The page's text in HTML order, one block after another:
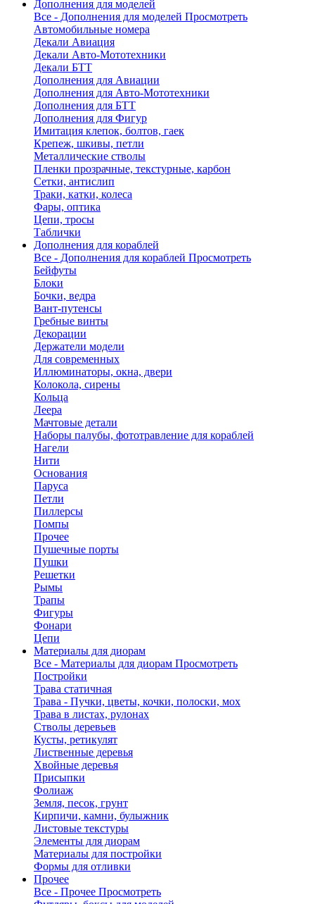
Дополнения для моделей
Все - Дополнения для моделей Просмотреть
Автомобильные номера
Декали Авиация
Декали Авто-Мототехники
Декали БТТ
Дополнения для Авиации
Дополнения для Авто-Мототехники
Дополнения для БТТ
Дополнения для Фигур
Имитация клепок, болтов, гаек
Крепеж, шкивы, петли
Металлические стволы
Пленки прозрачные, текстурные, карбон
Сетки, антислип
Траки, катки, колеса
Фары, оптика
Цепи, тросы
Таблички
Дополнения для кораблей
Все - Дополнения для кораблей Просмотреть
Бейфуты
Блоки
Бочки, ведра
Вант-путенсы
Гребные винты
Декорации
Держатели модели
Для современных
Иллюминаторы, окна, двери
Колокола, сирены
Кольца
Леера
Мачтовые детали
Наборы палубы, фототравление для кораблей
Нагели
Нити
Основания
Паруса
Петли
Пиллерсы
Помпы
Прочее
Пушечные порты
Пушки
Решетки
Рымы
Трапы
Фигуры
Фонари
Цепи
Материалы для диорам
Все - Материалы для диорам Просмотреть
Постройки
Трава статичная
Трава - Пучки, цветы, кочки, полоски, мох
Трава в листах, рулонах
Стволы деревьев
Кусты, ретикулят
Лиственные деревья
Хвойные деревья
Присыпки
Фолиаж
Земля, песок, грунт
Кирпичи, камни, булыжник
Листовые текстуры
Элементы для диорам
Материалы для постройки
Формы для отливки
Прочее
Все - Прочее Просмотреть